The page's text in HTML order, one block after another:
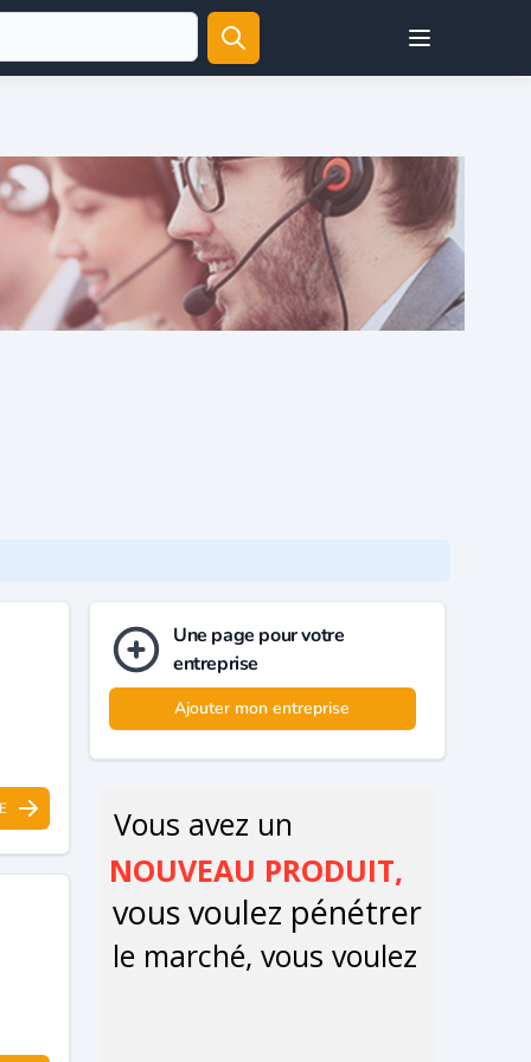
Open user menu
Une page pour votre
entreprise
Ajouter mon entreprise